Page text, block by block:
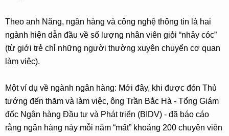
Theo anh Năng, ngân hàng và công nghệ thông tin là hai
ngành hiện dẫn đầu về số lượng nhân viên giỏi “nhảy cóc”
(từ giới trẻ chỉ những người thường xuyên chuyển cơ quan
làm việc).
Một ví dụ về ngành ngân hàng: Mới đây, khi được đón Thủ
tướng đến thăm và làm việc, ông Trần Bắc Hà - Tổng Giám
đốc Ngân hàng Đầu tư và Phát triển (BIDV) - đã báo cáo
rằng ngân hàng này mỗi năm “mất” khoảng 200 chuyên viên